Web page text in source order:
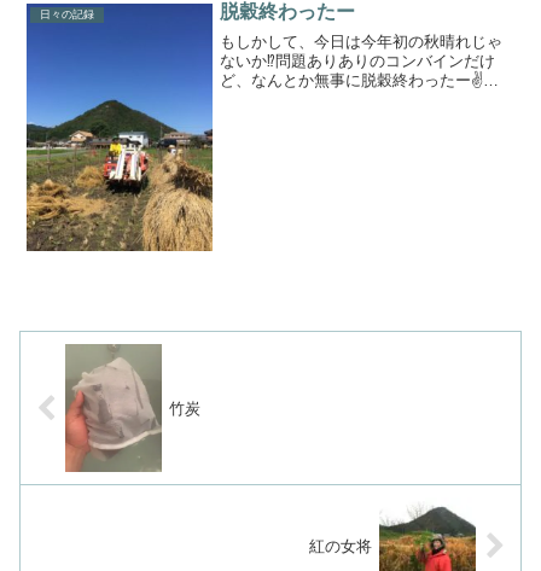
日々の記録 脱穀終わったー
もしかして、今日は今年初の秋晴れじゃ
ないか⁉️問題ありありのコンバインだけ
ど、なんとか無事に脱穀終わったー✌️最
竹炭
紅の女将